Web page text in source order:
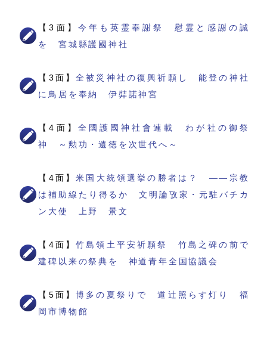
【3面】 今年も英霊奉謝祭 慰霊と感謝の誠
を 宮城縣護國神社
【3面】全被災神社の復興祈願し 能登の神社
に鳥居を奉納 伊弉諾神宮
【4面】 全國護國神社會連載 わが社の御祭
神 ～勲功・遺徳を次世代へ～
【4面】米国大統領選挙の勝者は？ ――宗教
は補助線たり得るか 文明論攷家・元駐バチカ
ン大使 上野 景文
【4面】竹島領土平安祈願祭 竹島之碑の前で
建碑以来の祭典を 神道青年全国協議会
【5面】博多の夏祭りで 道辻照らす灯り 福
岡市博物館